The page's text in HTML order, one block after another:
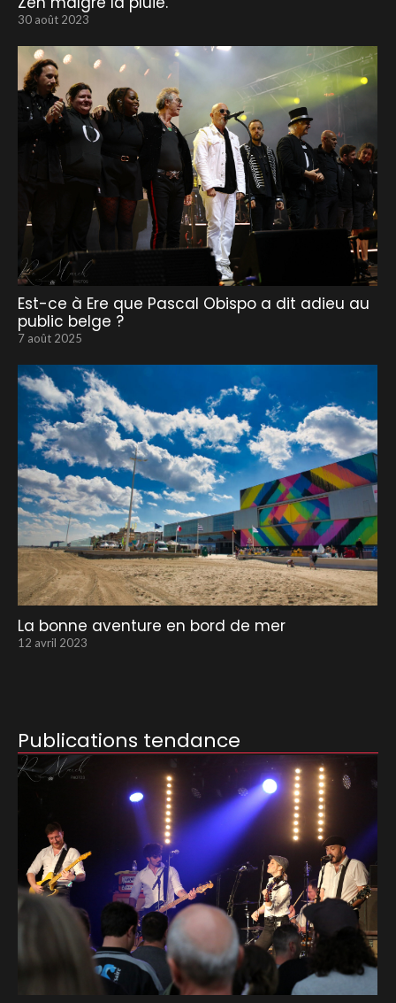
30 août 2023
Est-ce à Ere que Pascal Obispo a dit adieu au
public belge ?
7 août 2025
La bonne aventure en bord de mer
12 avril 2023
Publications tendance